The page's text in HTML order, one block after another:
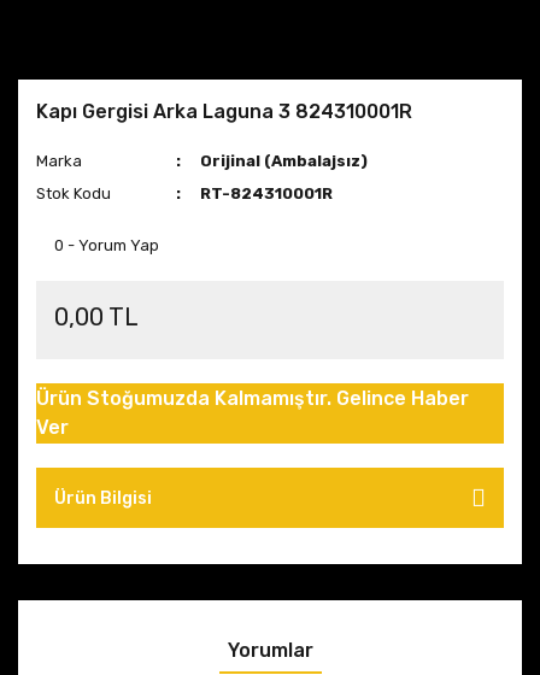
Kapı Gergisi Arka Laguna 3 824310001R
Marka
Orijinal (Ambalajsız)
Stok Kodu
RT-824310001R
0 - Yorum Yap
0,00 TL
Ürün Stoğumuzda Kalmamıştır. Gelince Haber
Ver
Ürün Bilgisi
Yorumlar